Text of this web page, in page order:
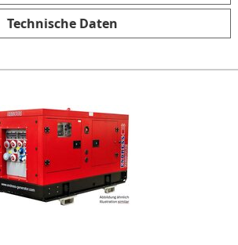
Technische Daten